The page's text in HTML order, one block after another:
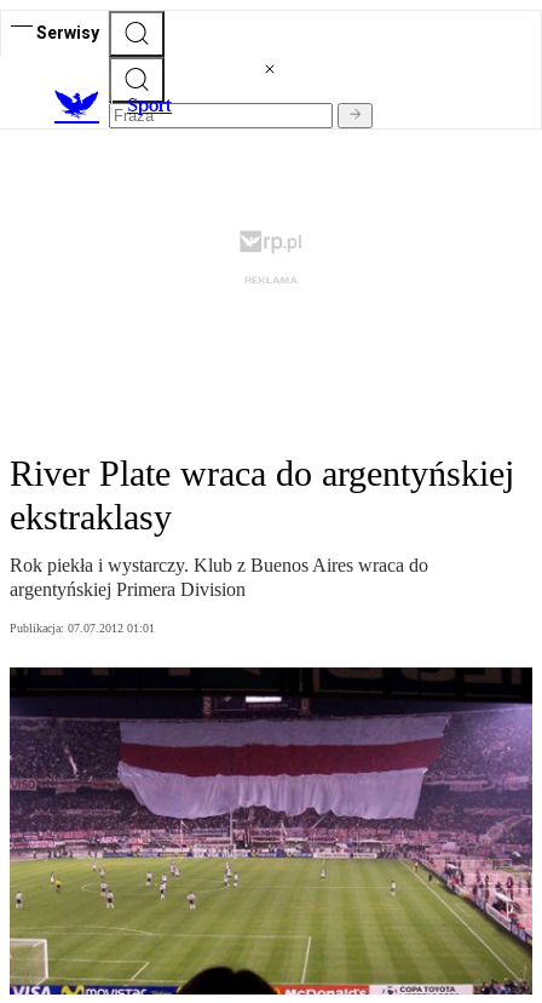
Serwisy
Sport
River Plate wraca do argentyńskiej
ekstraklasy
Rok piekła i wystarczy. Klub z Buenos Aires wraca do
argentyńskiej Primera Division
Publikacja: 07.07.2012 01:01